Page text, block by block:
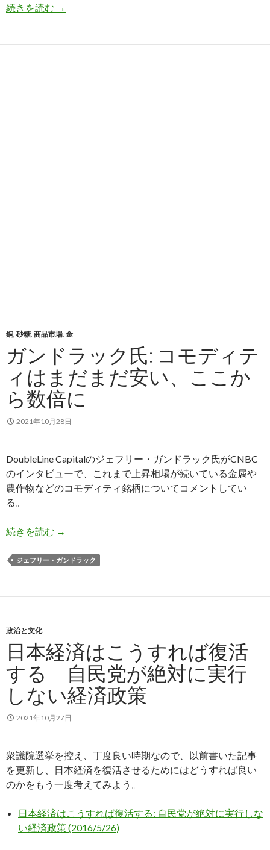
続きを読む 第3四半期のアメリカGDPは大幅減速、スタグフ
→
銅, 砂糖, 商品市場, 金
ガンドラック氏: コモディテ
ィはまだまだ安い、ここか
ら数倍に
2021年10月28日
DoubleLine Capitalのジェフリー・ガンドラック氏がCNBC
のインタビューで、これまで上昇相場が続いている金属や
農作物などのコモディティ銘柄についてコメントしてい
る。
続きを読む ガンドラック氏: コモディティはまだまだ安い、
→
ジェフリー・ガンドラック
政治と文化
日本経済はこうすれば復活
する 自民党が絶対に実行
しない経済政策
2021年10月27日
衆議院選挙を控え、丁度良い時期なので、以前書いた記事
を更新し、日本経済を復活させるためにはどうすれば良い
のかをもう一度考えてみよう。
日本経済はこうすれば復活する: 自民党が絶対に実行しな
い経済政策 (2016/5/26)